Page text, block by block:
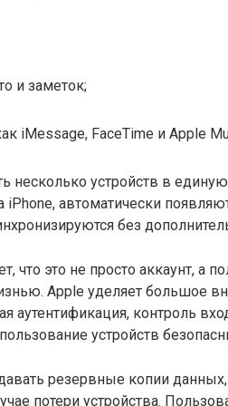
и заметок;
iMessage, FaceTime и Apple
устройств в единую
автоматически
без
что это не просто аккаунт, а
Apple уделяет большое
аутентификация, контроль
устройств
резервные копии данных,
потери устройства.